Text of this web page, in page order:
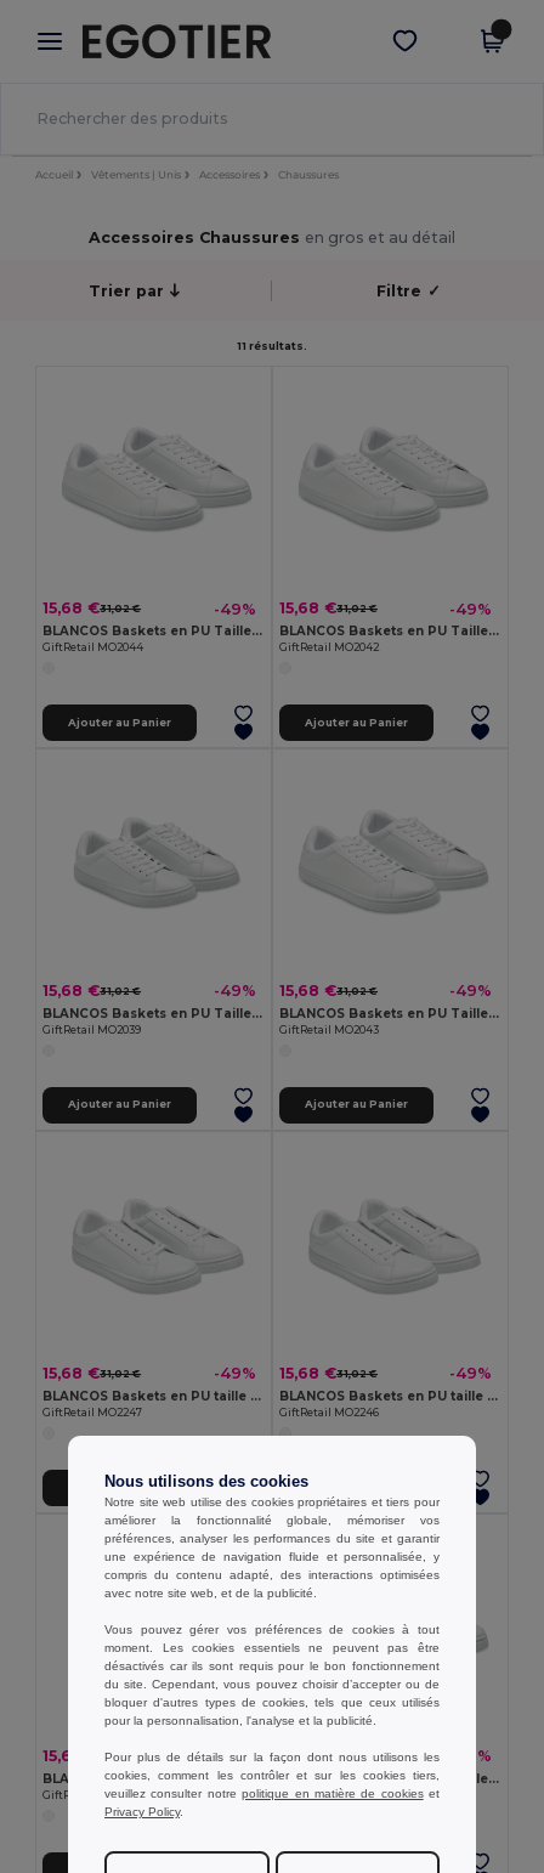
× Appli Egotier
Meilleurs prix sur l’app !
Obtenir l'appli
Accueil Vêtements | Unis Accessoires Chaussures
Accessoires Chaussures en gros et au détail
Trier par Filtre ✓
11 résultats.
15,68 €31,02 € -49%
BLANCOS Baskets en PU Taille 44
GiftRetail MO2044
Ajouter au Panier
15,68 €31,02 € -49%
BLANCOS Baskets en PU Taille 42
GiftRetail MO2042
Ajouter au Panier
15,68 €31,02 € -49%
BLANCOS Baskets en PU Taille 39
GiftRetail MO2039
Ajouter au Panier
15,68 €31,02 € -49%
BLANCOS Baskets en PU Taille 43
GiftRetail MO2043
Ajouter au Panier
15,68 €31,02 € -49%
BLANCOS Baskets en PU taille 47
GiftRetail MO2247
Ajouter au Panier
15,68 €31,02 € -49%
BLANCOS Baskets en PU taille 46
GiftRetail MO2246
Ajouter au Panier
15,68 € 31,02 € -49%
BLANCOS Baskets en PU Taille 38
GiftRetail MO2038
15,68 € 31,02 € -49%
BLANCOS Baskets en PU Taille 41
GiftRetail MO2041
Nous utilisons des cookies
Notre site web utilise des cookies propriétaires et tiers pour
améliorer la fonctionnalité globale, mémoriser vos
préférences, analyser les performances du site et garantir
une expérience de navigation fluide et personnalisée, y
compris du contenu adapté, des interactions optimisées
avec notre site web, et de la publicité.
Vous pouvez gérer vos préférences de cookies à tout
moment. Les cookies essentiels ne peuvent pas être
désactivés car ils sont requis pour le bon fonctionnement
du site. Cependant, vous pouvez choisir d’accepter ou de
bloquer d'autres types de cookies, tels que ceux utilisés
pour la personnalisation, l'analyse et la publicité.
Pour plus de détails sur la façon dont nous utilisons les
cookies, comment les contrôler et sur les cookies tiers,
veuillez consulter notrepolitique en matière de cookieset
Privacy Policy.